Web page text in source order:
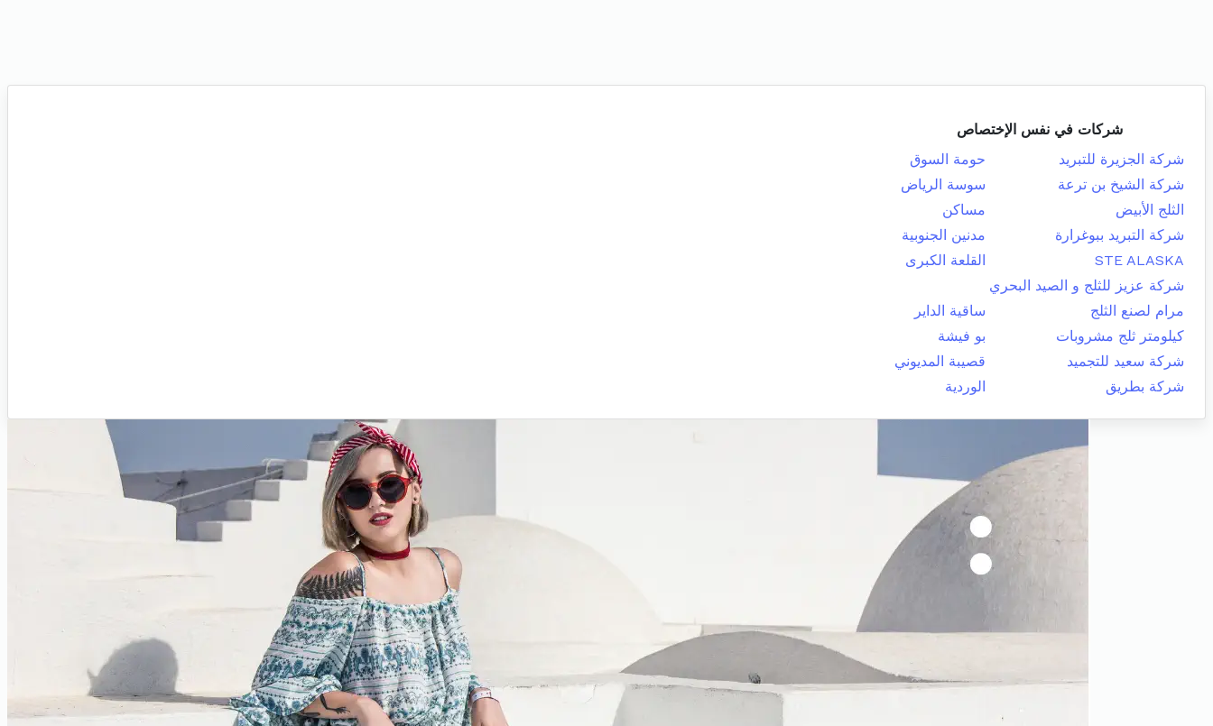
شركات في نفس الإختصاص
شركة الجزيرة للتبريد
حومة السوق
شركة الشيخ بن ترعة
سوسة الرياض
الثلج الأبيض
مساكن
شركة التبريد ببوغرارة
مدنين الجنوبية
STE ALASKA
القلعة الكبرى
شركة عزيز للثلج و الصيد البحري
مرام لصنع الثلج
ساقية الداير
كيلومتر ثلج مشروبات
بو فيشة
شركة سعيد للتجميد
قصيبة المديوني
شركة بطريق
الوردية